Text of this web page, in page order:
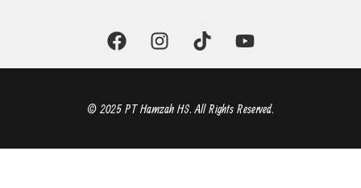
F
a
c
b
o
I
n
s
a
r
T
i
k
o
Y
o
u
u
e
© 2025 PT Hamzah HS. All Rights Reserved.